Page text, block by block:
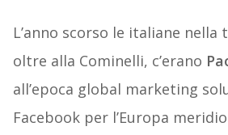
L’anno scorso le italiane nella
oltre alla Cominelli, c’erano
all’epoca global marketing
Facebook per l’Europa